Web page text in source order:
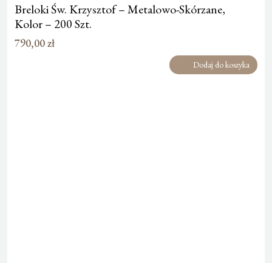
Breloki Św. Krzysztof – Metalowo-Skórzane,
Kolor – 200 Szt.
790,00zł
Dodaj do koszyka